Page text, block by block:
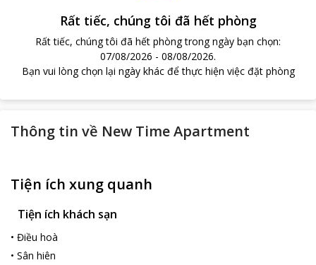
Rất tiếc, chúng tôi đã hết phòng
Rất tiếc, chúng tôi đã hết phòng trong ngày bạn chọn:
07/08/2026 - 08/08/2026.
Bạn vui lòng chọn lại ngày khác để thực hiện việc đặt phòng
Thông tin về New Time Apartment
Tiện ích xung quanh
Tiện ích khách sạn
• Điều hoà
• Sân hiên